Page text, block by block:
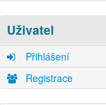
Uživatel
Přihlášení
Registrace